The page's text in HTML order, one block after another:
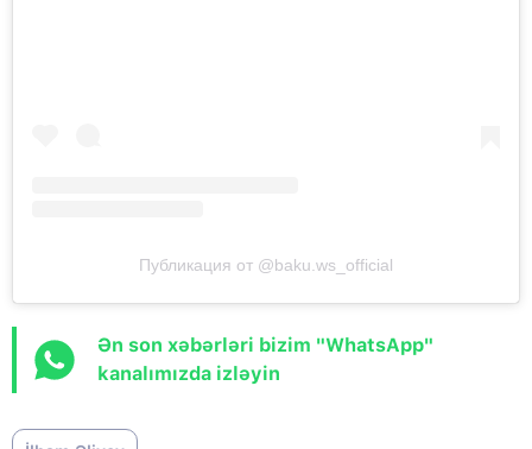
Публикация от @baku.ws_official
Ən son xəbərləri bizim "WhatsApp"
kanalımızda izləyin